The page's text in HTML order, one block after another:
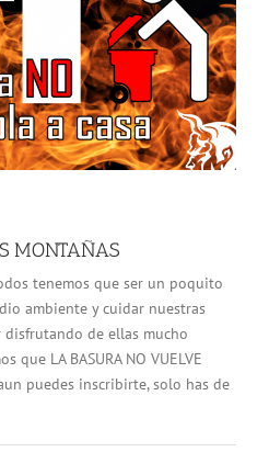
MONTAÑAS
tenemos que ser un poquito
ambiente y cuidar nuestras
de ellas mucho
que LA BASURA NO VUELVE
aun puedes inscribirte, solo has de